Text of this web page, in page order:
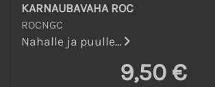
KARNAUBAVAHA ROC
ROCNGC
Nahalle ja puulle...
9,50 €